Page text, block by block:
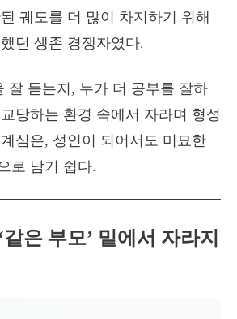
궤도를 더 많이 차지하기 위해
던 생존 경쟁자였다.
잘 듣는지, 누가 더 공부를 잘하
당하는 환경 속에서 자라며 형성
심은, 성인이 되어서도 미묘한
로 남기 쉽다.
은 부모’ 밑에서 자라지